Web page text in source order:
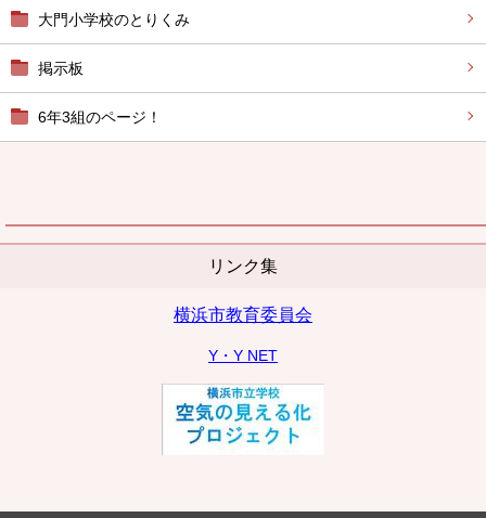
大門小学校のとりくみ
掲示板
6年3組のページ！
リンク集
横浜市教育委員会
Y・Y NET